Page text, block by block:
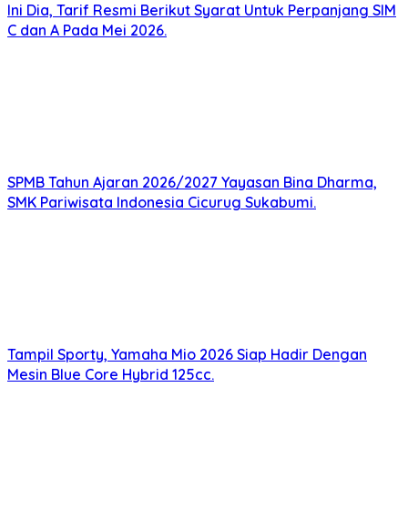
Ini Dia, Tarif Resmi Berikut Syarat Untuk Perpanjang SIM
C dan A Pada Mei 2026.
SPMB Tahun Ajaran 2026/2027 Yayasan Bina Dharma,
SMK Pariwisata Indonesia Cicurug Sukabumi.
Tampil Sporty, Yamaha Mio 2026 Siap Hadir Dengan
Mesin Blue Core Hybrid 125cc.